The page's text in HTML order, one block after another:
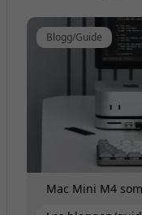
Blogg/Guide
Mac Mini M4